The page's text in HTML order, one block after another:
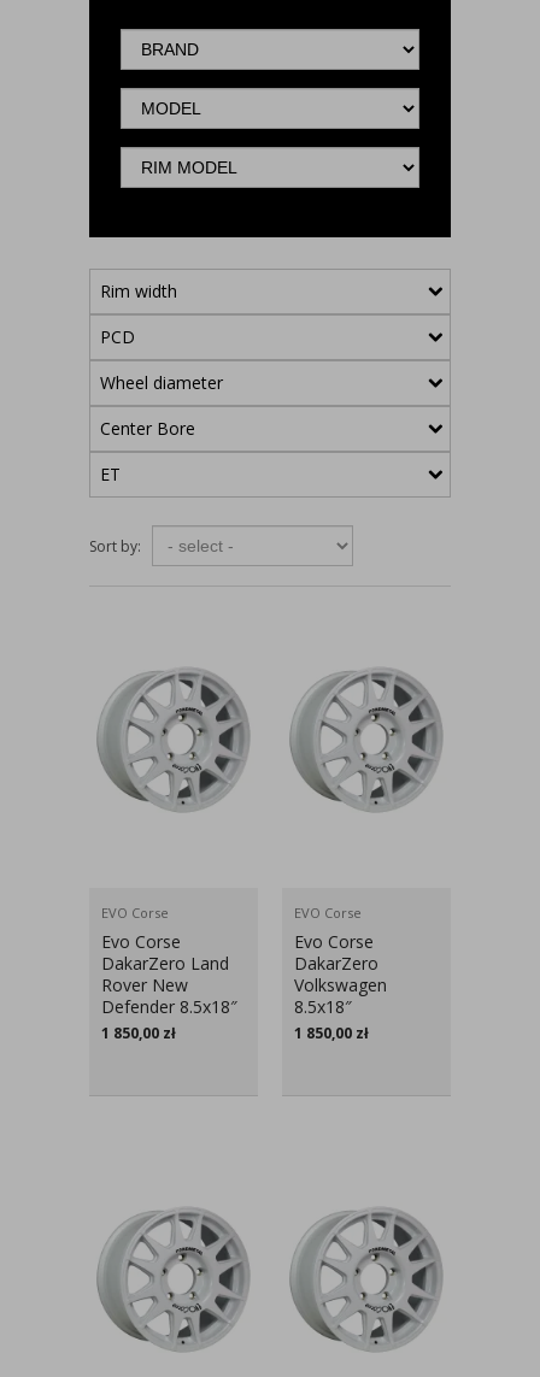
Brand
Model
Rim
model
Rim width
PCD
Wheel diameter
Center Bore
ET
Sort by:
EVO Corse
Evo Corse
DakarZero Land
Rover New
Defender 8.5x18″
1 850,00 zł
EVO Corse
Evo Corse
DakarZero
Volkswagen
8.5x18″
1 850,00 zł